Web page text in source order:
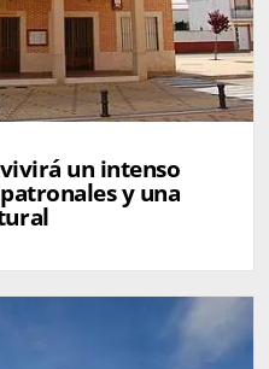
un intenso
y una